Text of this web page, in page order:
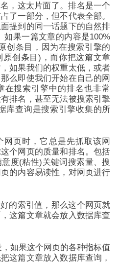
，这太片面了。排名是一个
了一部分，但不代表全部。
提到的同一话题下的自然排
如果一篇文章的内容是100%
创条目，因为在搜索引擎的
原创条目)，而你把这篇文章
如果我们的权重太低，或者
么即使我们开始在自己的网
在搜索引擎中的排名也非常
排名，甚至无法被搜索引擎
库查询是搜索引擎收集的所
网页时，它总是先抓取该网
个网页的质量和排名。包括
度(粘性)关键词搜索量、搜
的内容易读性，对网页进行
的索引值，那么这个网页就
这篇文章就会放入数据库查
如果这个网页的各种指标值
这篇文章放入数据库查询，